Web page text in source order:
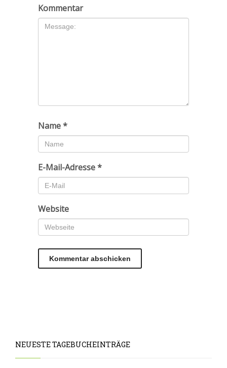
Kommentar
Name*
E-Mail-Adresse*
Website
NEUESTE TAGEBUCHEINTRÄGE